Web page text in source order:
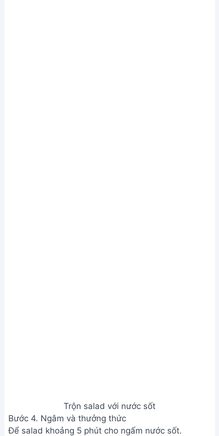
Trộn salad với nước sốt
Bước 4. Ngâm và thưởng thức
Để salad khoảng 5 phút cho ngấm nước sốt.